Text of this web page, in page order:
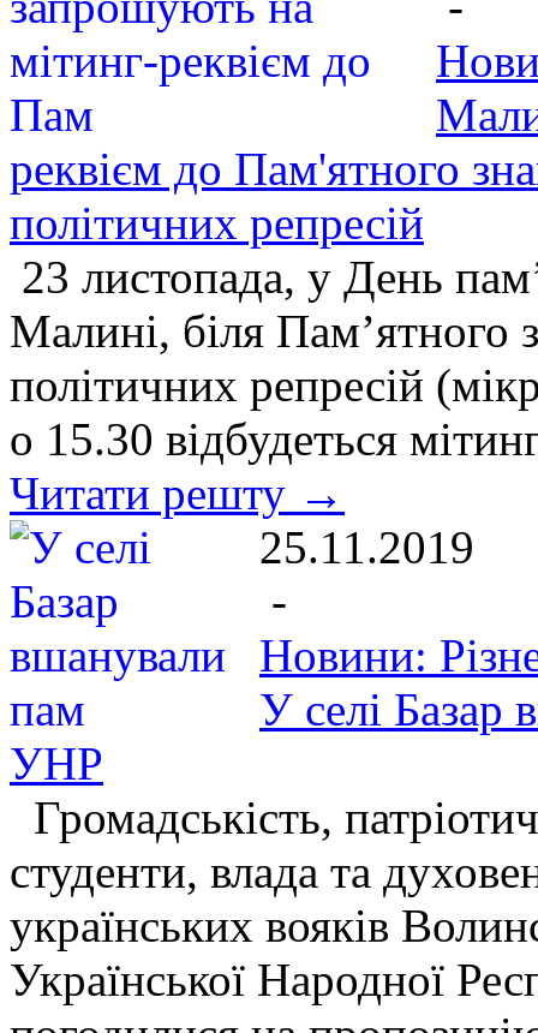
реквієм до Пам'ятного
політичних репресій
23 листопада, у День
Малині, біля Пам’ятного
політичних репресій
о 15.30 відбудеться
Читати решту →
25.11.2019
-
Новини:
У селі Базар
УНР
Громадськість,
студенти, влада та
українських вояків
Української Народної